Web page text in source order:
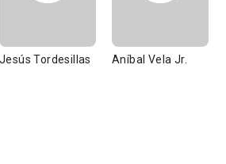
Jesús Tordesillas Aníbal Vela Jr.